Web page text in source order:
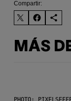
Compartir:
MÁS